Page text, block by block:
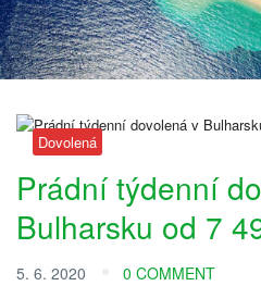
Dovolená
Prádní týdenní
Bulharsku od 7
5. 6. 2020 0 COMMENT